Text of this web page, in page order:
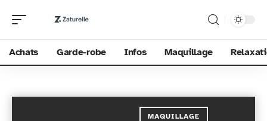
Achats Garde-robe Infos Maquillage
MAQUILLAGE